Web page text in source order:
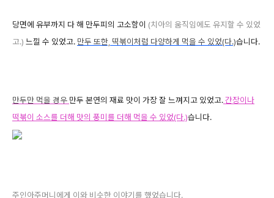
당면에 유부까지 다 해 만두피의 고소함이 (치아의 움직임에도 유지할 수 있었
고.) 느낄 수 있었고. 만두 또한, 떡볶이처럼 다양하게 먹을 수 있었(다.)습니다.
만두만 먹을 경우 만두 본연의 재료 맛이 가장 잘 느껴지고 있었고.간장이나
떡볶이 소스를 더해 맛의 풍미를 더해 먹을 수 있었(다.)습니다.
주인아주머니에게 이와 비슷한 이야기를 했었습니다.